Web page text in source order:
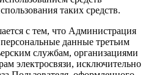
таких средств.
с тем, что Администрация
персональные данные третьим
службам, организациями
электросвязи, исключительно